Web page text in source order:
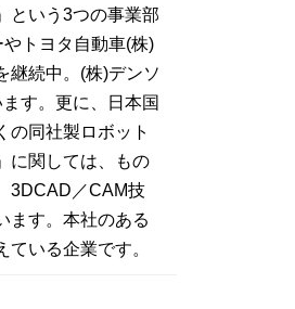
という3つの事業部
トヨタ自動車(株)
継続中。(株)デンソ
す。更に、日本国
の同社製ロボット
に関しては、もの
3DCAD／CAM技
ます。本社のある
いる企業です。